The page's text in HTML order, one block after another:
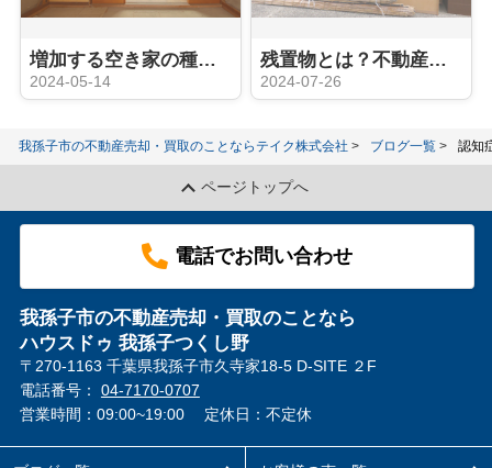
増加する空き家の種類と放置した際のリスク
2024-05-14
残置物とは？不動産売却時に残置物が引き起こすトラブル事例を解説
2024-07-26
我孫子市の不動産売却・買取のことならテイク株式会社 ブログ一覧 認知
ページトップへ
電話でお問い合わせ
我孫子市の不動産売却・買取のことなら
ハウスドゥ 我孫子つくし野
〒270-1163 千葉県我孫子市久寺家18-5 D-SITE ２F
電話番号： 04-7170-0707
営業時間：09:00~19:00
定休日：不定休